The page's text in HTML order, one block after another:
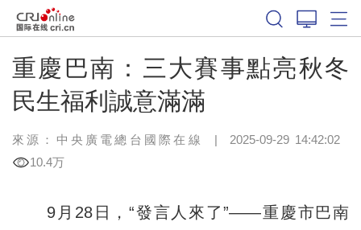
重慶巴南：三大賽事點亮秋冬
民生福利誠意滿滿
來源：中央廣電總台國際在線 | 2025-09-29 14:42:02
10.4万
9月28日，“發言人來了”——重慶市巴南